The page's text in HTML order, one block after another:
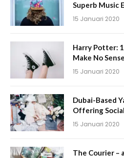
Superb Music
15 Januari 2020
Harry Potter:
Make No Sense
15 Januari 2020
Dubai-Based
Offering
15 Januari 2020
The Courier –